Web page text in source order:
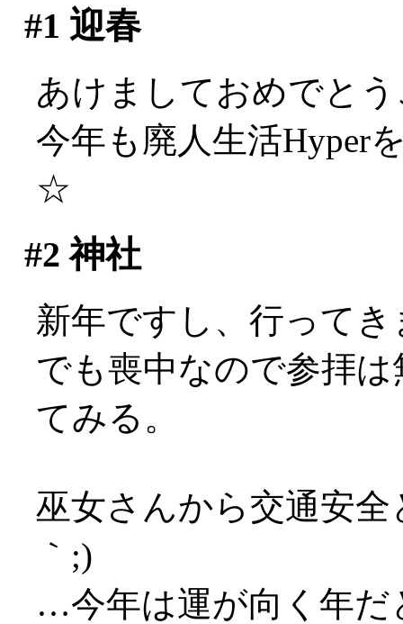
#1 迎春
あけましておめでと
今年も廃人生活Hyper
☆
#2 神社
新年ですし、行って
でも喪中なので参拝
てみる。
巫女さんから交通安
｀;)
…今年は運が向く年だ